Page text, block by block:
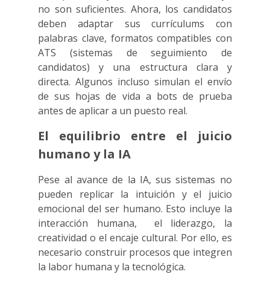
no son suficientes. Ahora, los candidatos
deben adaptar sus currículums con
palabras clave, formatos compatibles con
ATS (sistemas de seguimiento de
candidatos) y una estructura clara y
directa. Algunos incluso simulan el envío
de sus hojas de vida a bots de prueba
antes de aplicar a un puesto real.
El equilibrio entre el juicio
humano y la IA
Pese al avance de la IA, sus sistemas no
pueden replicar la intuición y el juicio
emocional del ser humano. Esto incluye la
interacción humana, el liderazgo, la
creatividad o el encaje cultural. Por ello, es
necesario construir procesos que integren
la labor humana y la tecnológica.